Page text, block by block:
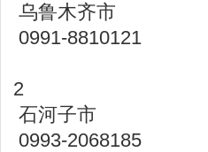
乌鲁木齐市
0991-8810121
2
石河子市
0993-2068185